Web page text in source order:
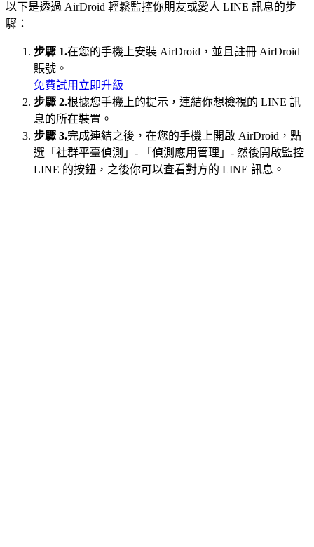
以下是透過 AirDroid 輕鬆監控你朋友或愛人 LINE 訊息的步
驟：
步驟 1.在您的手機上安裝 AirDroid，並且註冊 AirDroid
賬號。
免費試用 立即升級
步驟 2.根據您手機上的提示，連結你想檢視的 LINE 訊
息的所在裝置。
步驟 3.完成連結之後，在您的手機上開啟 AirDroid，點
選「社群平臺偵測」- 「偵測應用管理」- 然後開啟監控
LINE 的按鈕，之後你可以查看對方的 LINE 訊息。